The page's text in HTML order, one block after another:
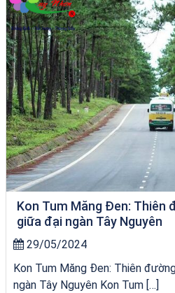
Kon Tum Măng Đen: Thiên
giữa đại ngàn Tây Nguyên
29/05/2024
Kon Tum Măng Đen: Thiên
ngàn Tây Nguyên Kon Tum […]